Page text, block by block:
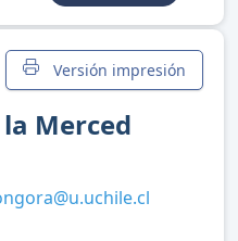
Versión impresión
Merced